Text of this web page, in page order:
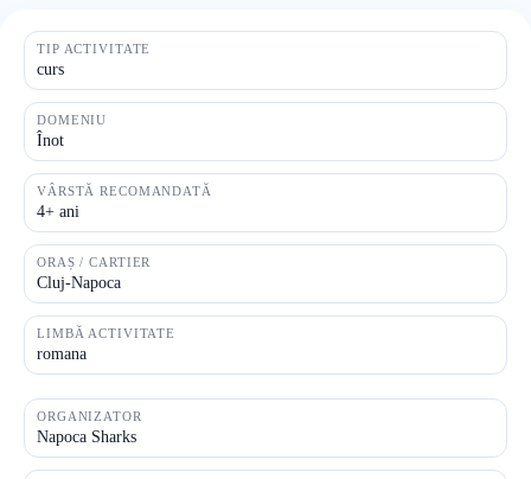
TIP ACTIVITATE
curs
DOMENIU
Înot
VÂRSTĂ RECOMANDATĂ
4+ ani
ORAȘ / CARTIER
Cluj-Napoca
LIMBĂ ACTIVITATE
romana
ORGANIZATOR
Napoca Sharks